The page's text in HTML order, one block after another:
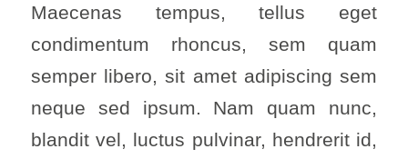
Maecenas tempus, tellus eget
condimentum rhoncus, sem quam
semper libero, sit amet adipiscing sem
neque sed ipsum. Nam quam nunc,
blandit vel, luctus pulvinar, hendrerit id,